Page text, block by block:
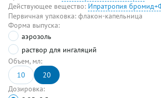
Действующее вещество: Ипратропия
Первичная упаковка: флакон-капельница
Форма выпуска:
аэрозоль
раствор для ингаляций
Объем, мл:
10
20
Дозировка: